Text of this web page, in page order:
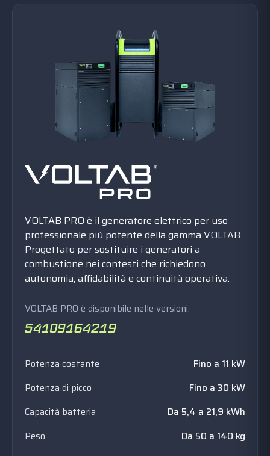
VOLTAB PRO è il generatore elettrico per uso
professionale più potente della gamma VOLTAB.
Progettato per sostituire i generatori a
combustione nei contesti che richiedono
autonomia, affidabilità e continuità operativa.
VOLTAB PRO è disponibile nelle versioni:
Potenza costante
Fino a 11 kW
Potenza di picco
Fino a 30 kW
Capacità batteria
Da 5,4 a 21,9 kWh
Peso
Da 50 a 140 kg